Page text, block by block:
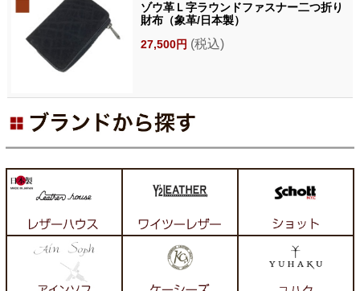
ゾウ革Ｌ字ラウンドファスナー二つ折り
財布（象革/日本製）
27,500円 (税込)